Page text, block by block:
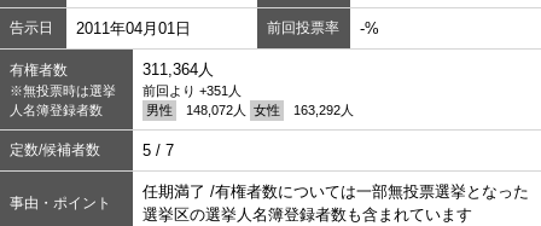
告示日 2011年04月01日 前回投票率 -%
有権者数
※無投票時は選挙
人名簿登録者数
311,364人
前回より +351人
男性
148,072人 女性 163,292人
定数/候補者数 5 / 7
事由・ポイント
任期満了 /有権者数については一部無投票選挙となった
選挙区の選挙人名簿登録者数も含まれています